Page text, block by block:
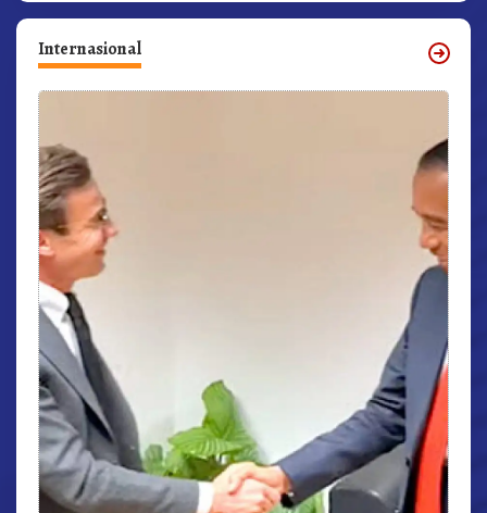
Internasional